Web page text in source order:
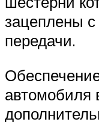
зацеплены
передачи.
автомобиля